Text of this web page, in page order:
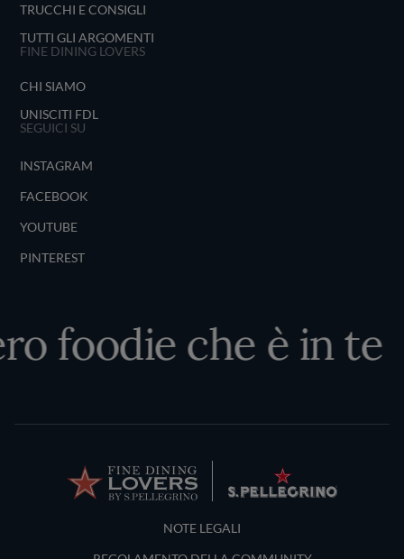
TRUCCHI E CONSIGLI
TUTTI GLI ARGOMENTI
FINE DINING LOVERS
CHI SIAMO
UNISCITI FDL
SEGUICI SU
INSTAGRAM
FACEBOOK
YOUTUBE
PINTEREST
foodie che è in te
Terms and Conditions
NOTE LEGALI